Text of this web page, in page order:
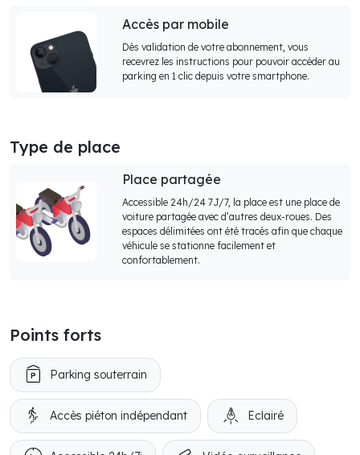
Accès par mobile
Dès validation de votre abonnement, vous
recevrez les instructions pour pouvoir accéder au
parking en 1 clic depuis votre smartphone.
Type de place
Place partagée
Accessible 24h/24 7J/7, la place est une place de
voiture partagée avec d’autres deux-roues. Des
espaces délimitées ont été tracés afin que chaque
véhicule se stationne facilement et
confortablement.
Points forts
Parking souterrain
Accès piéton indépendant Eclairé